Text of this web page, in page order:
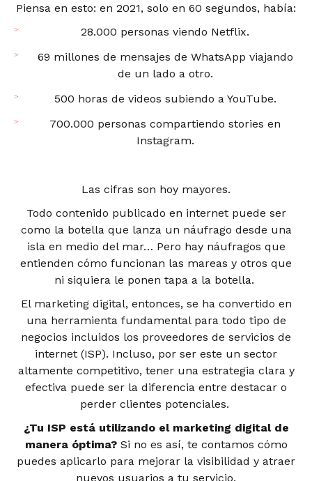
Piensa en esto: en 2021, solo en 60 segundos, había:
28.000 personas viendo Netflix.
69 millones de mensajes de WhatsApp viajando
de un lado a otro.
500 horas de videos subiendo a YouTube.
700.000 personas compartiendo stories en
Instagram.
Las cifras son hoy mayores.
Todo contenido publicado en internet puede ser
como la botella que lanza un náufrago desde una
isla en medio del mar… Pero hay náufragos que
entienden cómo funcionan las mareas y otros que
ni siquiera le ponen tapa a la botella.
El marketing digital, entonces, se ha convertido en
una herramienta fundamental para todo tipo de
negocios incluidos los proveedores de servicios de
internet (ISP). Incluso, por ser este un sector
altamente competitivo, tener una estrategia clara y
efectiva puede ser la diferencia entre destacar o
perder clientes potenciales.
¿Tu ISP está utilizando el marketing digital de
manera óptima? Si no es así, te contamos cómo
puedes aplicarlo para mejorar la visibilidad y atraer
nuevos usuarios a tu servicio.